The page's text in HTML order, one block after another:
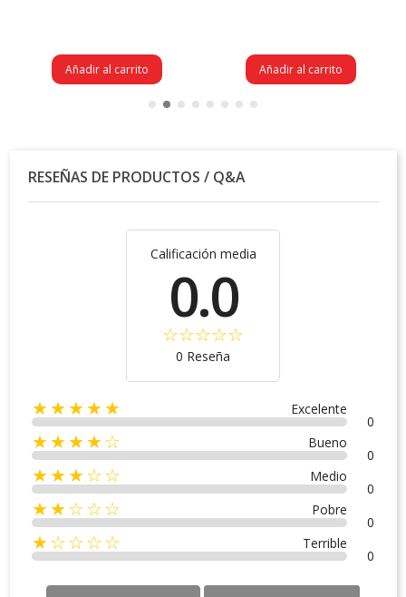
Añadir al carrito Añadir al carrito
RESEÑAS DE PRODUCTOS / Q&A
Calificación media
0.0
0 Reseña
★★★★★ Excelente
0
★★★★☆ Bueno
0
★★★☆☆ Medio
0
★★☆☆☆ Pobre
0
★☆☆☆☆ Terrible
0